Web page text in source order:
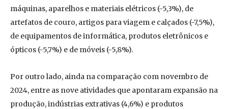
máquinas, aparelhos e materiais elétricos (-5,3%), de
artefatos de couro, artigos para viagem e calçados (-7,5%),
de equipamentos de informática, produtos eletrônicos e
ópticos (-5,7%) e de móveis (-5,8%).
Por outro lado, ainda na comparação com novembro de
2024, entre as nove atividades que apontaram expansão na
produção, indústrias extrativas (4,6%) e produtos